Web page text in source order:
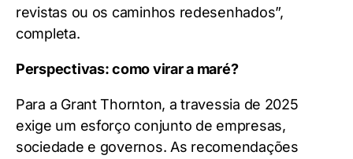
revistas ou os caminhos redesenhados”,
completa.
Perspectivas: como virar a maré?
Para a Grant Thornton, a travessia de 2025
exige um esforço conjunto de empresas,
sociedade e governos. As recomendações